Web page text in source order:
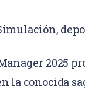
,
2025
la conocida